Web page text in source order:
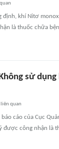
định, khí Nitơ
là thuốc chữa
sử
liên quan
báo cáo của Cục
được công nhận là